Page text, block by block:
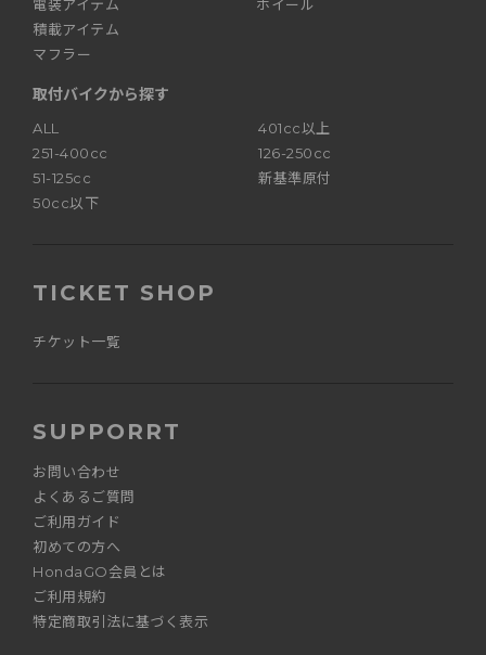
電装アイテム
積載アイテム
マフラー
ホイール
取付バイクから探す
ALL
401cc以上
251-400cc
126-250cc
51-125cc
新基準原付
50cc以下
TICKET SHOP
チケット一覧
SUPPORRT
お問い合わせ
よくあるご質問
ご利用ガイド
初めての方へ
HondaGO会員とは
ご利用規約
特定商取引法に基づく表示